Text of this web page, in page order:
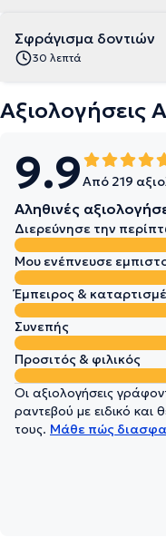
Σφράγισμα δοντιών
30 λεπτά
Αξιολογήσεις
9.9Από 219
Αληθινές
Διερεύνησε την
Μου ενέπνευσε
Έμπειρος &
Συνεπής
Προσιτός & φιλικός
Οι αξιολογήσεις
ραντεβού με ειδικό και
τους. Μάθε πώς